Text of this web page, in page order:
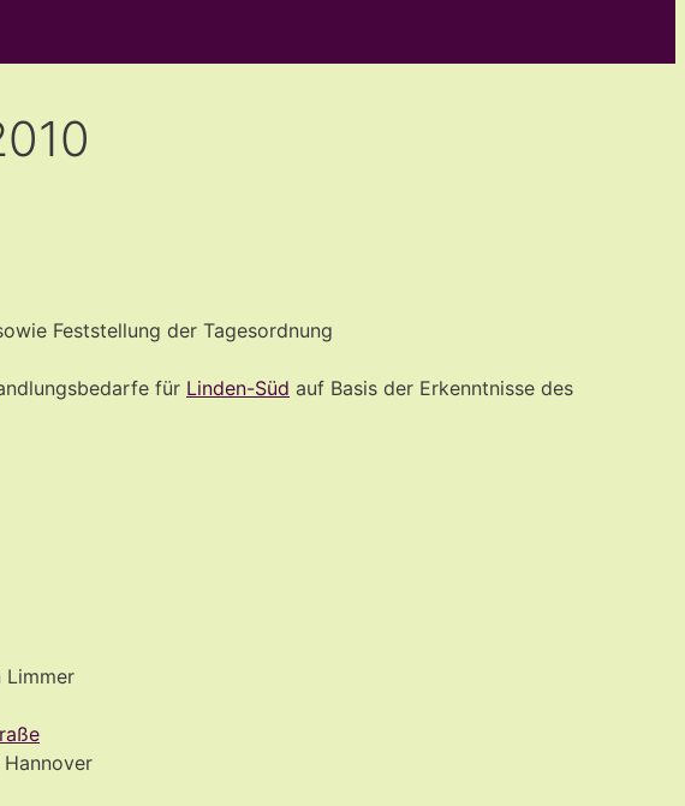
Feststellung der Tagesordnung
für Linden-Süd auf Basis der Erkenntnisse des
Limmer